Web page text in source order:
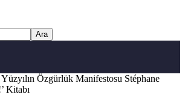
Yüzyılın Özgürlük Manifestosu Stéphane
Kitabı